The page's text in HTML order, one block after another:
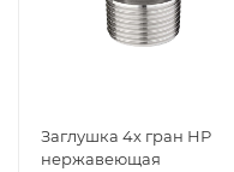
Заглушка 4х гран НР
нержавеющая